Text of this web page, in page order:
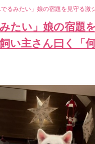
でるみたい」娘の宿題を見守る
たい」娘の宿題
主さん曰く「